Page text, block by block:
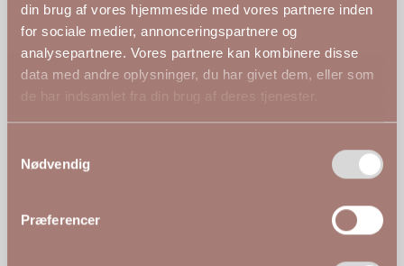
din brug af vores hjemmeside med vores partnere inden
for sociale medier, annonceringspartnere og
analysepartnere. Vores partnere kan kombinere disse
data med andre oplysninger, du har givet dem, eller som
de har indsamlet fra din brug af deres tjenester.
Nødvendig
Præferencer
Stina har givet produktet 5 stjerner
★★★★★
Jane siger...